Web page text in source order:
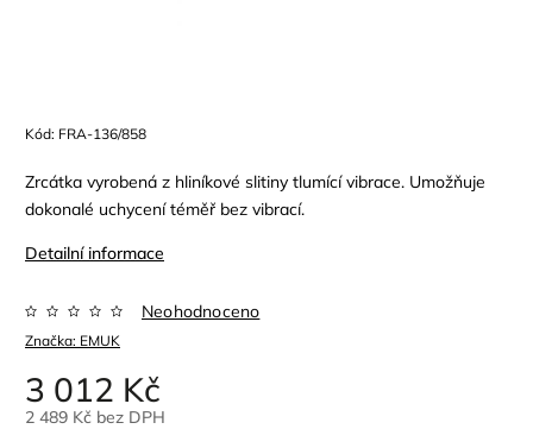
Kód: FRA-136/858
Zrcátka vyrobená z hliníkové slitiny tlumící vibrace. Umožňuje
dokonalé uchycení téměř bez vibrací.
Detailní informace
Značka: EMUK
Neohodnoceno
3 012 Kč
2 489 Kč bez DPH